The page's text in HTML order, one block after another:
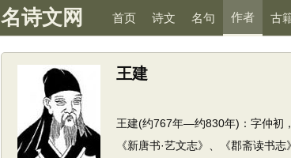
名诗文网 首页 诗文 名句 作者 古
王建
王建(约767年—约830年)：字仲初
《新唐书·艺文志》、《郡斋读书